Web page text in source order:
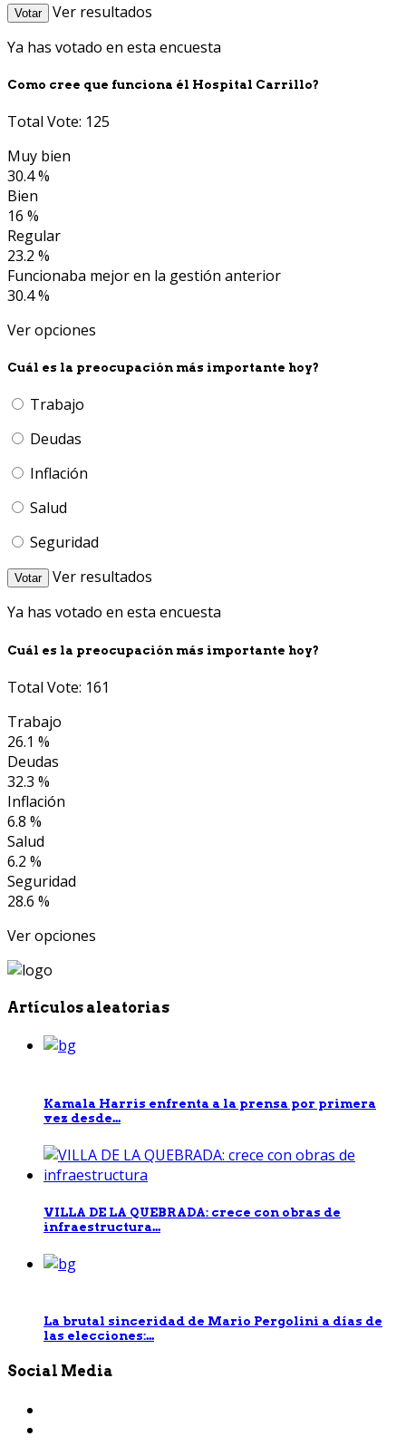
Votar
Ver resultados
Ya has votado en esta encuesta
Como cree que funciona él Hospital Carrillo?
Total Vote: 125
Muy bien
30.4 %
Bien
16 %
Regular
23.2 %
Funcionaba mejor en la gestión anterior
30.4 %
Ver opciones
Cuál es la preocupación más importante hoy?
Trabajo
Deudas
Inflación
Salud
Seguridad
Votar
Ver resultados
Ya has votado en esta encuesta
Cuál es la preocupación más importante hoy?
Total Vote: 161
Trabajo
26.1 %
Deudas
32.3 %
Inflación
6.8 %
Salud
6.2 %
Seguridad
28.6 %
Ver opciones
Artículos aleatorias
Kamala Harris enfrenta a la prensa por primera
vez desde...
VILLA DE LA QUEBRADA: crece con obras de
infraestructura...
La brutal sinceridad de Mario Pergolini a días de
las elecciones:...
Social Media